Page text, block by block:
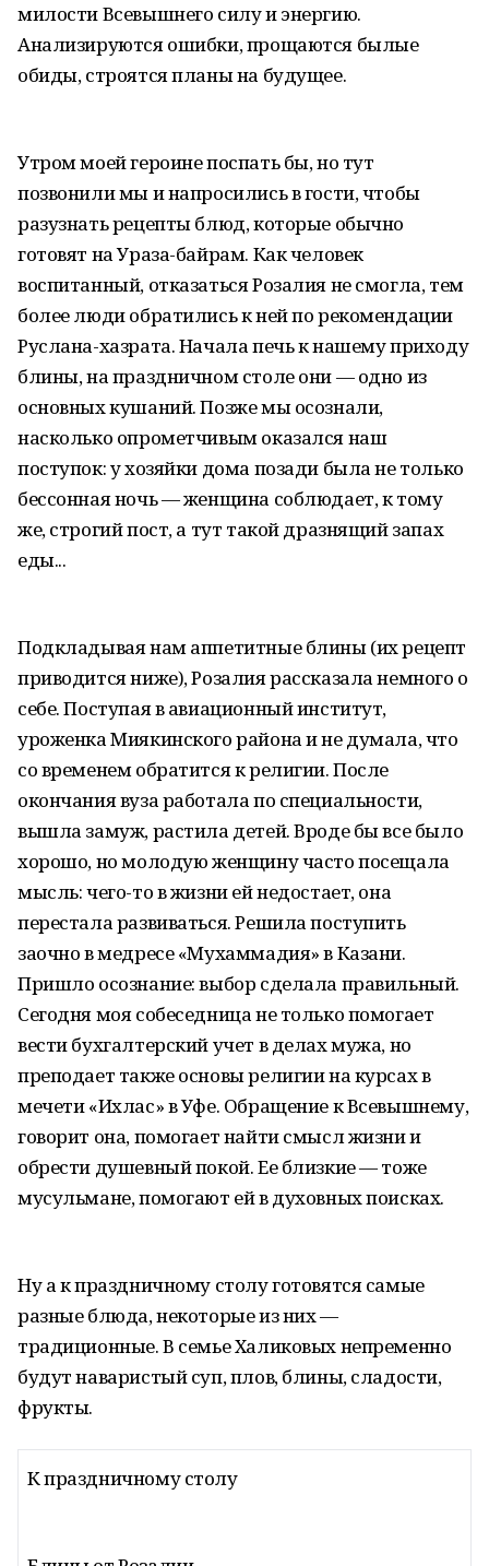
милости Всевышнего силу и энергию.
Анализируются ошибки, прощаются былые
обиды, строятся планы на будущее.
Утром моей героине поспать бы, но тут
позвонили мы и напросились в гости, чтобы
разузнать рецепты блюд, которые обычно
готовят на Ураза-байрам. Как человек
воспитанный, отказаться Розалия не смогла, тем
более люди обратились к ней по рекомендации
Руслана-хазрата. Начала печь к нашему приходу
блины, на праздничном столе они — одно из
основных кушаний. Позже мы осознали,
насколько опрометчивым оказался наш
поступок: у хозяйки дома позади была не только
бессонная ночь — женщина соблюдает, к тому
же, строгий пост, а тут такой дразнящий запах
еды...
Подкладывая нам аппетитные блины (их рецепт
приводится ниже), Розалия рассказала немного о
себе. Поступая в авиационный институт,
уроженка Миякинского района и не думала, что
со временем обратится к религии. После
окончания вуза работала по специальности,
вышла замуж, растила детей. Вроде бы все было
хорошо, но молодую женщину часто посещала
мысль: чего-то в жизни ей недостает, она
перестала развиваться. Решила поступить
заочно в медресе «Мухаммадия» в Казани.
Пришло осознание: выбор сделала правильный.
Сегодня моя собеседница не только помогает
вести бухгалтерский учет в делах мужа, но
преподает также основы религии на курсах в
мечети «Ихлас» в Уфе. Обращение к Всевышнему,
говорит она, помогает найти смысл жизни и
обрести душевный покой. Ее близкие — тоже
мусульмане, помогают ей в духовных поисках.
Ну а к праздничному столу готовятся самые
разные блюда, некоторые из них —
традиционные. В семье Халиковых непременно
будут наваристый суп, плов, блины, сладости,
фрукты.
К праздничному столу